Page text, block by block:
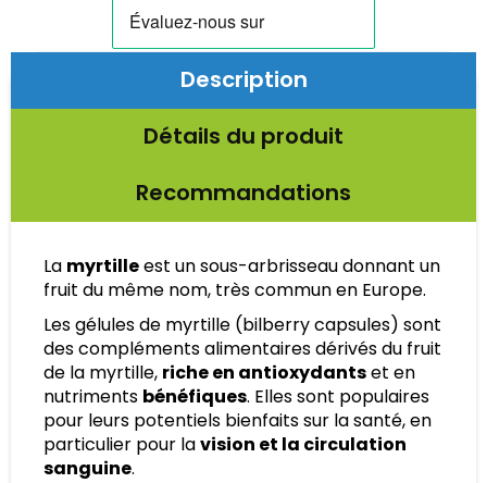
Description
Détails du produit
Recommandations
La myrtilleest un sous-arbrisseau donnant un
fruit du même nom, très commun en Europe.
Les gélules de myrtille (bilberry capsules) sont
des compléments alimentaires dérivés du fruit
de la myrtille, riche en antioxydantset en
nutriments bénéfiques. Elles sont populaires
pour leurs potentiels bienfaits sur la santé, en
particulier pour lavision et la circulation
sanguine.